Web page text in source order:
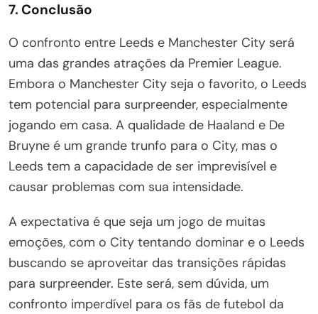
7. Conclusão
O confronto entre Leeds e Manchester City será
uma das grandes atrações da Premier League.
Embora o Manchester City seja o favorito, o Leeds
tem potencial para surpreender, especialmente
jogando em casa. A qualidade de Haaland e De
Bruyne é um grande trunfo para o City, mas o
Leeds tem a capacidade de ser imprevisível e
causar problemas com sua intensidade.
A expectativa é que seja um jogo de muitas
emoções, com o City tentando dominar e o Leeds
buscando se aproveitar das transições rápidas
para surpreender. Este será, sem dúvida, um
confronto imperdível para os fãs de futebol da